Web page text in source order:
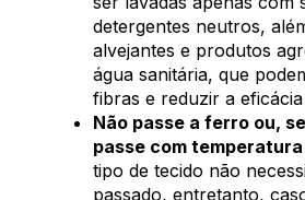
detergentes neutros,
alvejantes e produtos
água sanitária, que
fibras e reduzir a
Não passe a ferro ou,
passe com
tipo de tecido não
passado, entretanto,